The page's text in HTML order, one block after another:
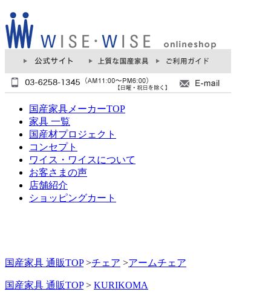
国産家具メーカーTOP
家具 一覧
国産材プロジェクト
コンセプト
ワイス・ワイスについて
お客さまの声
店舗紹介
ショッピングカート
国産家具 通販TOP >チェア >アームチェア
国産家具 通販TOP > KURIKOMA